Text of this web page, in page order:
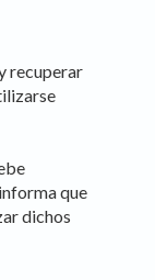
recuperar
que
dichos